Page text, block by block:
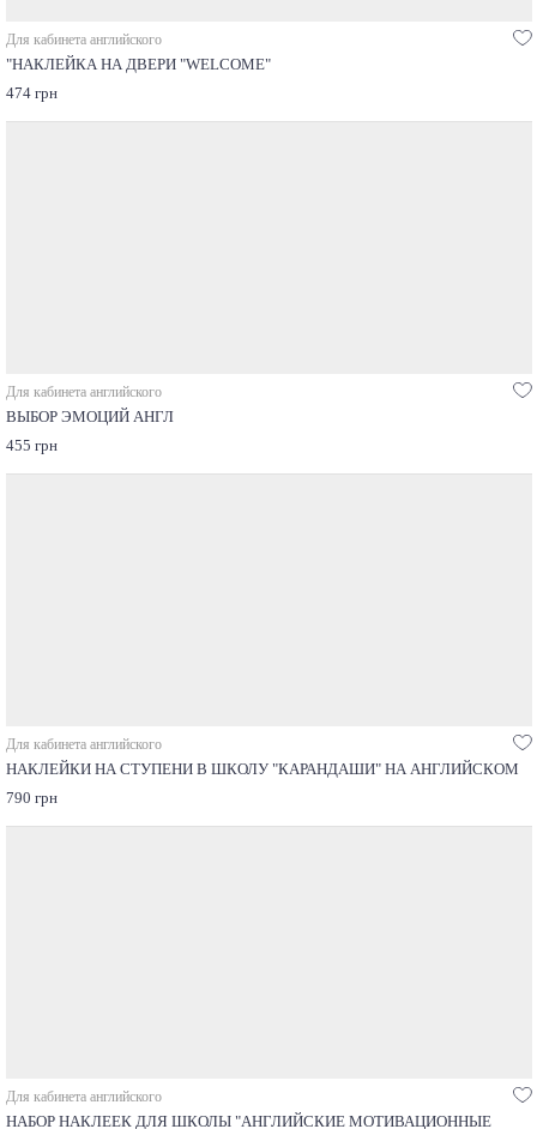
Для кабинета английского
"НАКЛЕЙКА НА ДВЕРИ "WELCOME"
474 грн
Для кабинета английского
ВЫБОР ЭМОЦИЙ АНГЛ
455 грн
Для кабинета английского
НАКЛЕЙКИ НА СТУПЕНИ В ШКОЛУ "КАРАНДАШИ" НА АНГЛИЙСКОМ
790 грн
Для кабинета английского
НАБОР НАКЛЕЕК ДЛЯ ШКОЛЫ "АНГЛИЙСКИЕ МОТИВАЦИОННЫЕ